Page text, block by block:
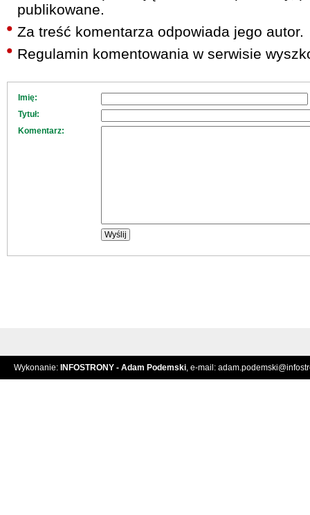
publikowane.
Za treść komentarza odpowiada jego autor.
Regulamin komentowania w serwisie
Imię:
Tytuł:
Komentarz:
Wykonanie: INFOSTRONY - Adam Podemski, e-mail: